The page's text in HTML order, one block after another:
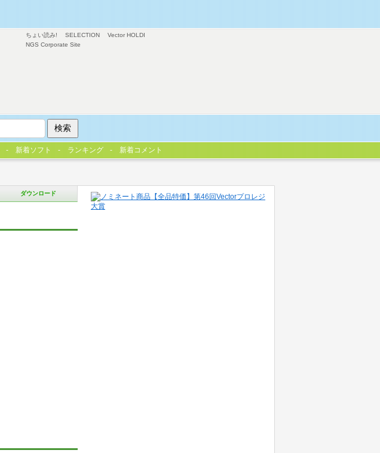
ダウンロード
ちょい読み! SELECTION
Vector HOLDI
NGS Corporate Site
新着ソフト ランキング 新着コメント